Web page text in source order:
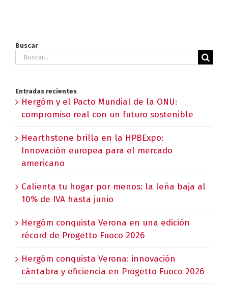
Buscar
Buscar:
Entradas recientes
Hergóm y el Pacto Mundial de la ONU:
compromiso real con un futuro sostenible
Hearthstone brilla en la HPBExpo:
Innovación europea para el mercado
americano
Calienta tu hogar por menos: la leña baja al
10% de IVA hasta junio
Hergóm conquista Verona en una edición
récord de Progetto Fuoco 2026
Hergóm conquista Verona: innovación
cántabra y eficiencia en Progetto Fuoco 2026